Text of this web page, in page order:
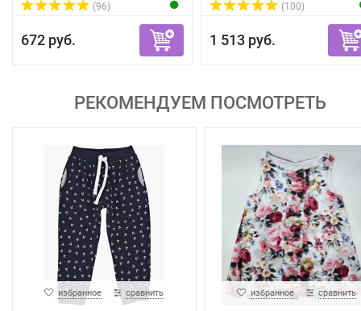
(96)
672 руб.
(100)
1 513 руб.
РЕКОМЕНДУЕМ ПОСМОТРЕТЬ
избранное сравнить избранное сравнить